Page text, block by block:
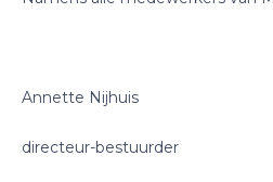
Annette Nijhuis
directeur-bestuurder